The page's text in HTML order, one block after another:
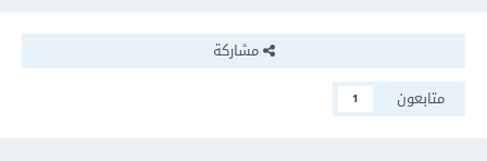
مشاركة
متابعون
1